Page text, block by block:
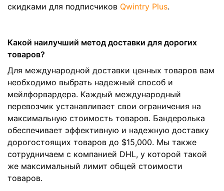
скидками для подписчиков Qwintry Plus.
Какой наилучший метод доставки для дорогих
товаров?
Для международной доставки ценных товаров вам
необходимо выбрать надежный способ и
мейлфорвардера. Каждый международный
перевозчик устанавливает свои ограничения на
максимальную стоимость товаров. Бандеролька
обеспечивает эффективную и надежную доставку
дорогостоящих товаров до $15,000. Мы также
сотрудничаем с компанией DHL, у которой такой
же максимальный лимит общей стоимости
товаров.